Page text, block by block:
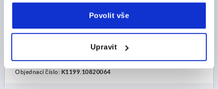
Povolit vše
Upravit
D1=21, L1=67, NEREZ 1.4401 ELEKTROLYTICKY
LEŠTĚNO, KOMP:NEREZ
PROVEDENÍ 2=BEZ VNITŘNÍHO ŠESTIHRANU
OCELOVÝ KLÍČ=1.4401
VNĚJŠÍ PRŮMĚR=21
Objednací číslo: K1199.10820064